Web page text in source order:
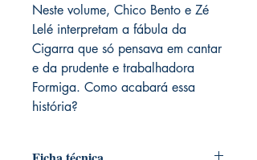
Neste volume, Chico Bento e Zé
Lelé interpretam a fábula da
Cigarra que só pensava em cantar
e da prudente e trabalhadora
Formiga. Como acabará essa
história?